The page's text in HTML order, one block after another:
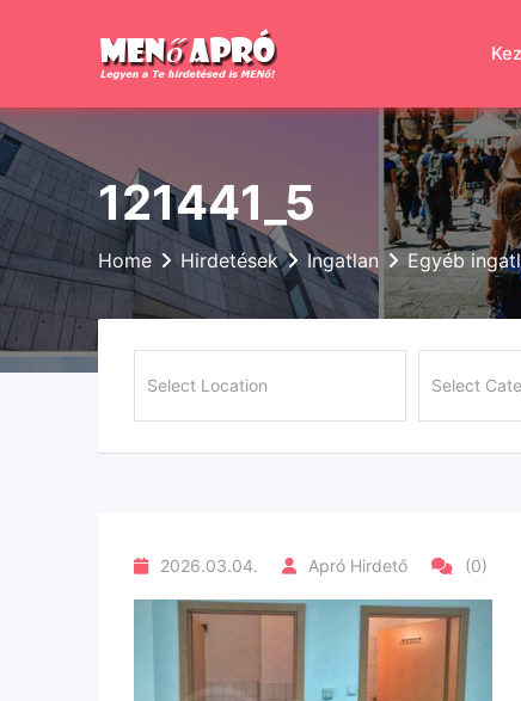
121441_5
Home Hirdetések Ingatlan Egyéb
2026.03.04. Apró Hirdető (0)